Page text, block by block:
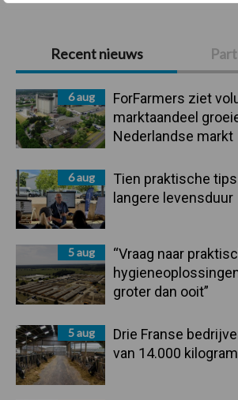
Primaire
Sidebar
Recent nieuws
6 aug
ForFarmers ziet
marktaandeel
Nederlandse markt
6 aug
Tien praktische
langere levensduur
5 aug
“Vraag naar
groter dan ooit”
5 aug
Drie Franse
van 14.000